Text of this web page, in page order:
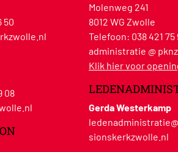
50
08
Molenweg 241
8012 WG Zwolle
Telefoon: 038 421 75
administratie @
Klik hier voor
Gerda Westerkamp
ledenadministratie@
sionskerkzwolle.nl